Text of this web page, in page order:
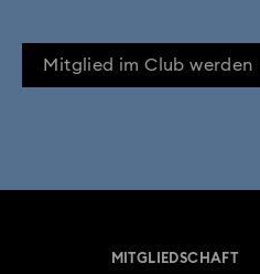
Mitglied im Club werden
MITGLIEDSCHAFT